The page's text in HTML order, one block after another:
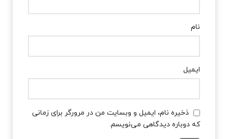
نام
ایمیل
ذخیره نام، ایمیل و وبسایت من در مرورگر برای زمانی
که دوباره دیدگاهی می‌نویسم.